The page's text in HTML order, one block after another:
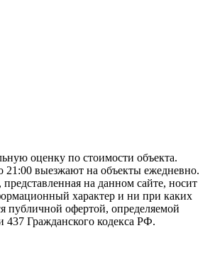
оценку по стоимости объекта.
21:00 выезжают на объекты ежедневно.
на данном сайте, носит
характер и ни при каких
публичной офертой, определяемой
437 Гражданского кодекса РФ.